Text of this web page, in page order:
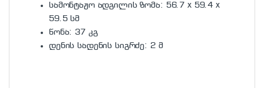
სამონტაჟო ადგილის ზომა: 56.7 x 59.4 x
59.5 სმ
წონა: 37 კგ
დენის სადენის სიგრძე: 2 მ